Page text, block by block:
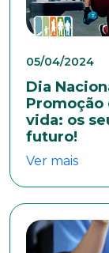
05/04/2024
Dia
Promoção
vida: os
futuro!
Ver mais